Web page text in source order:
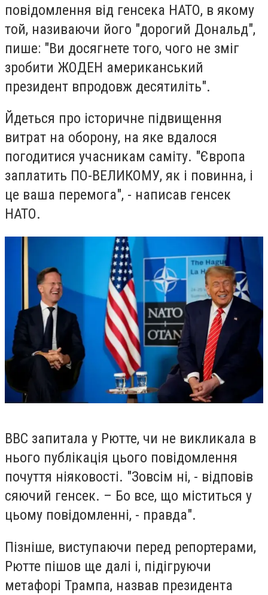
повідомлення від генсека НАТО, в якому
той, називаючи його "дорогий Дональд",
пише: "Ви досягнете того, чого не зміг
зробити ЖОДЕН американський
президент впродовж десятиліть".
Йдеться про історичне підвищення
витрат на оборону, на яке вдалося
погодитися учасникам саміту. "Європа
заплатить ПО-ВЕЛИКОМУ, як і повинна, і
це ваша перемога", - написав генсек
НАТО.
ВВС запитала у Рютте, чи не викликала в
нього публікація цього повідомлення
почуття ніяковості. "Зовсім ні, - відповів
сяючий генсек. – Бо все, що міститься у
цьому повідомленні, - правда".
Пізніше, виступаючи перед репортерами,
Рютте пішов ще далі і, підігруючи
метафорі Трампа, назвав президента